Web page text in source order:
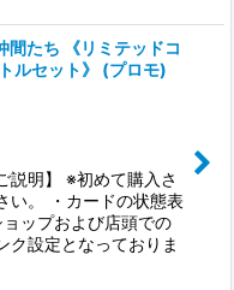
間たち 《リミテッドコ
ルセット》 (プロモ)
説明】 ※初めて購入さ
い。 ・カードの状態表
ップおよび店頭での
ク設定となっておりま